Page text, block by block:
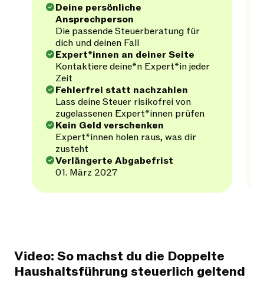
Deine persönliche
Ansprechperson
Die passende Steuerberatung für
dich und deinen Fall
Expert*innen an deiner Seite
Kontaktiere deine*n Expert*in jeder
Zeit
Fehlerfrei statt nachzahlen
Lass deine Steuer risikofrei von
zugelassenen Expert*innen prüfen
Kein Geld verschenken
Expert*innen holen raus, was dir
zusteht
Verlängerte Abgabefrist
01. März 2027
Video: So machst du die Doppelte
Haushaltsführung steuerlich geltend